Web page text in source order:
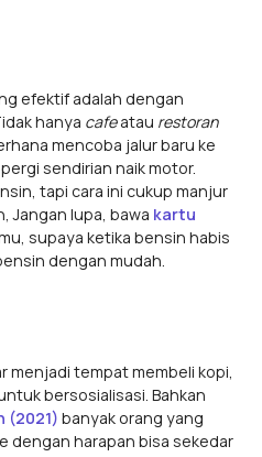
efektif adalah dengan
hanya cafeatau restoran
mencoba jalur baru ke
sendirian naik motor.
tapi cara ini cukup manjur
Jangan lupa, bawa kartu
supaya ketika bensin habis
dengan mudah.
menjadi tempat membeli kopi,
bersosialisasi. Bahkan
(2021) banyak orang yang
dengan harapan bisa sekedar